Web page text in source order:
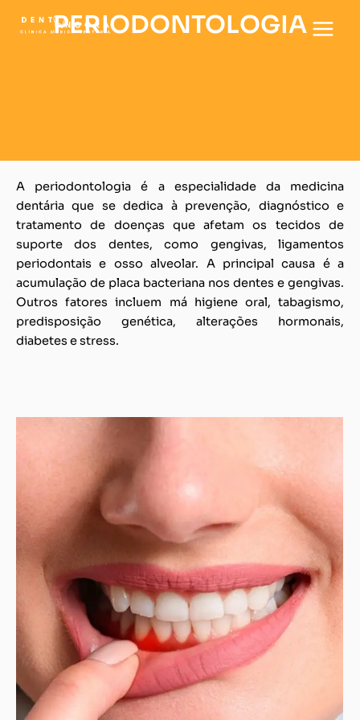
PERIODONTOLOGIA
A periodontologia é a especialidade da medicina
dentária que se dedica à prevenção, diagnóstico e
tratamento de doenças que afetam os tecidos de
suporte dos dentes, como gengivas, ligamentos
periodontais e osso alveolar. A principal causa é a
acumulação de placa bacteriana nos dentes e gengivas.
Outros fatores incluem má higiene oral, tabagismo,
predisposição genética, alterações hormonais,
diabetes e stress.